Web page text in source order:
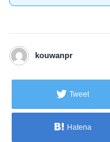
kouwanpr
Tweet
Hatena